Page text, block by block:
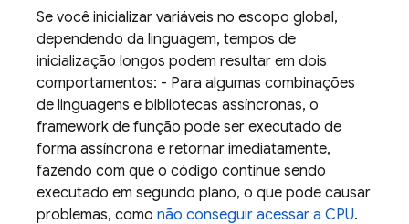
Se você inicializar variáveis no escopo global,
dependendo da linguagem, tempos de
inicialização longos podem resultar em dois
comportamentos: - Para algumas combinações
de linguagens e bibliotecas assíncronas, o
framework de função pode ser executado de
forma assíncrona e retornar imediatamente,
fazendo com que o código continue sendo
executado em segundo plano, o que pode causar
problemas, como não conseguir acessar a CPU.